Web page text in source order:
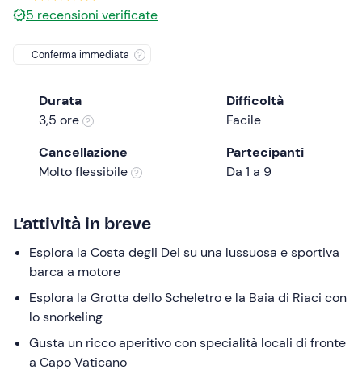
the
mark
key
keyboard
shortcuts
for
dates.
5 recensioni verificate
Conferma immediata
Durata
3,5 ore
Difficoltà
Facile
Cancellazione
Molto flessibile
Partecipanti
Da 1 a 9
L’attività in breve
Esplora la Costa degli Dei su una lussuosa e sportiva
barca a motore
Esplora la Grotta dello Scheletro e la Baia di Riaci con
lo snorkeling
Gusta un ricco aperitivo con specialità locali di fronte
a Capo Vaticano